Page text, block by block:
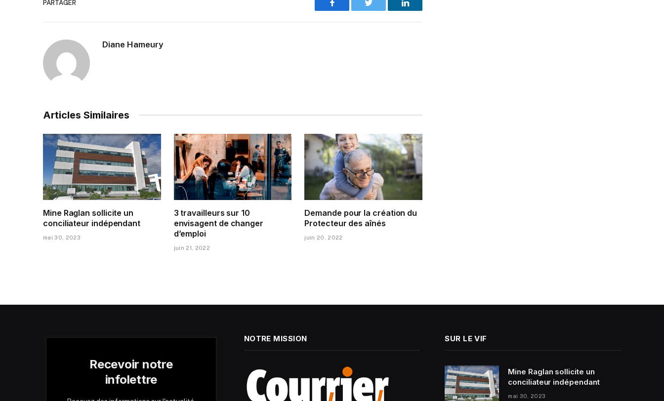
PARTAGER
Facebook Twitter LinkedIn
Diane Hameury
Articles Similaires
Mine Raglan sollicite un
conciliateur indépendant
mai 30, 2023
3 travailleurs sur 10
envisagent de changer
d’emploi
juin 21, 2022
Demande pour la création du
Protecteur des aînés
juin 20, 2022
Recevoir notre
infolettre
NOTRE MISSION SUR LE VIF
Mine Raglan sollicite un
conciliateur indépendant
mai 30, 2023